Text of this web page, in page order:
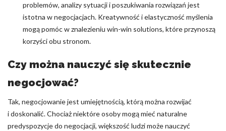
problemów, analizy sytuacji i poszukiwania rozwiązań jest
istotna w negocjacjach. Kreatywność i elastyczność myślenia
mogą pomóc w znalezieniu win-win solutions, które przynoszą
korzyści obu stronom.
Czy można nauczyć się skutecznie
negocjować?
Tak, negocjowanie jest umiejętnością, którą można rozwijać
i doskonalić. Chociaż niektóre osoby mogą mieć naturalne
predyspozycje do negocjacji, większość ludzi może nauczyć